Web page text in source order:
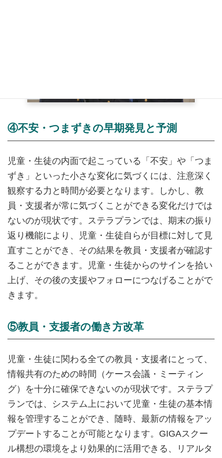
④不安・つまずきの早期発見と予測
児童・生徒の内面で起こっている「不安」や「つま
ずき」といった小さな変化に気づくには、注意深く
観察する力と時間が必要となります。しかし、教
員・支援者が常に気づくことができる変化だけでは
ないのが現状です。ステラプランでは、期末の振り
返り機能により、児童・生徒自らが目標に対して見
直すことができ、その結果を教員・支援者が確認す
ることができます。児童・生徒からのサインを拾い
上げ、その後の支援やフォローにつなげることがで
きます。
⑤教員・支援者の働き方改革
児童・生徒に関わる全ての教員・支援者にとって、
情報共有のための時間（ケース会議・ミーティン
グ）を十分に確保できないのが現状です。ステラプ
ランでは、システム上において児童・生徒の基本情
報を管理することができ、随時、最新の情報をアッ
プデートすることが可能となります。GIGAスクー
ル構想の環境をより効果的に活用できる、リアルタ